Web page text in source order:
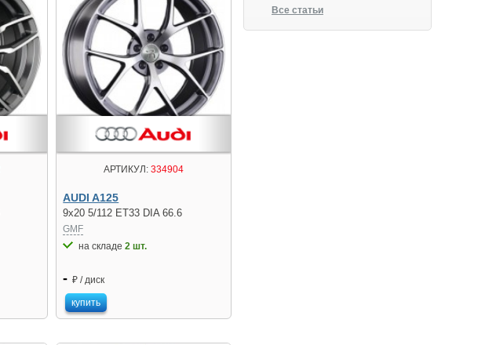
Все статьи
АРТИКУЛ: 334904
AUDI A125
9x20 5/112 ET33 DIA 66.6
GMF
на складе2 шт.
- ₽ / диск
купить